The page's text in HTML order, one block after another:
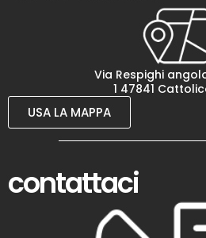
Via Respighi
1 47841
USA LA MAPPA
contattaci